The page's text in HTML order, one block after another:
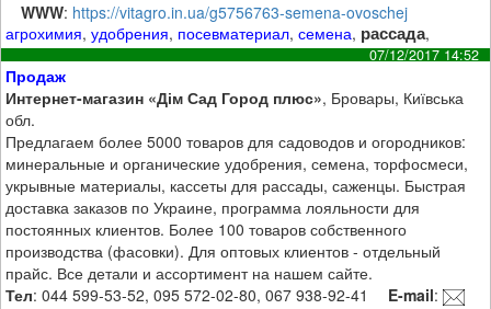
WWW: https://vitagro.in.ua/g5756763-semena-ovoschej
агрохимия,удобрения, посевматериал,семена, рассада,
07/12/2017 14:52
Продаж
Интернет-магазин «Дім Сад Город плюс», Бровары, Київська
обл.
Предлагаем более 5000 товаров для садоводов и огородников:
минеральные и органические удобрения, семена, торфосмеси,
укрывные материалы, кассеты для рассады, саженцы. Быстрая
доставка заказов по Украине, программа лояльности для
постоянных клиентов. Более 100 товаров собственного
производства (фасовки). Для оптовых клиентов - отдельный
прайс. Все детали и ассортимент на нашем сайте.
Тел: 044 599-53-52, 095 572-02-80, 067 938-92-41 E-mail: